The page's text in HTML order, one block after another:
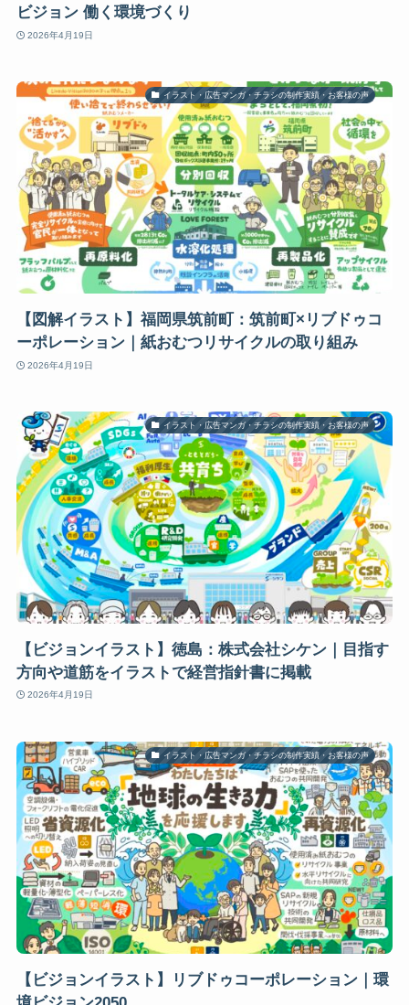
ビジョン 働く環境づくり
2026年4月19日
イラスト・広告マンガ・チラシの制作実績・お客様の声
【図解イラスト】福岡県筑前町：筑前町×リブドゥコ
ーポレーション｜紙おむつリサイクルの取り組み
2026年4月19日
イラスト・広告マンガ・チラシの制作実績・お客様の声
【ビジョンイラスト】徳島：株式会社シケン｜目指す
方向や道筋をイラストで経営指針書に掲載
2026年4月19日
イラスト・広告マンガ・チラシの制作実績・お客様の声
【ビジョンイラスト】リブドゥコーポレーション｜環